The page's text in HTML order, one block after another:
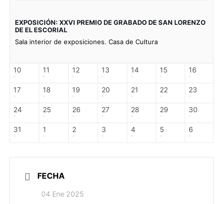
EXPOSICIÓN: XXVI PREMIO DE GRABADO DE SAN LORENZO
DE EL ESCORIAL
Sala interior de exposiciones. Casa de Cultura
10 11 12 13 14 15 16
17 18 19 20 21 22 23
24 25 26 27 28 29 30
31 1 2 3 4 5 6
FECHA
04 Ene 2025